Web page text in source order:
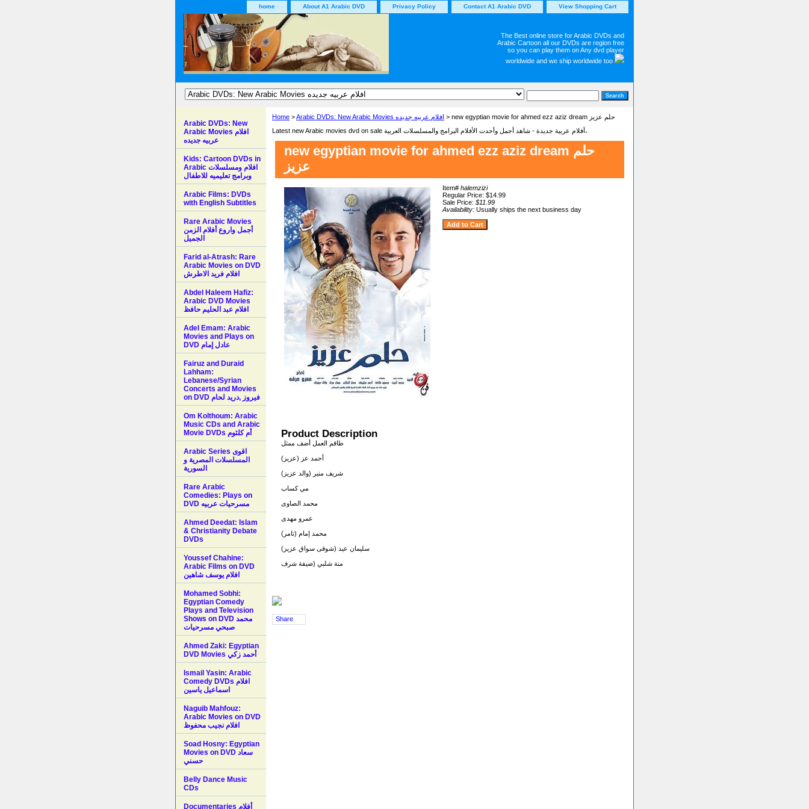
home About A1 Arabic DVD Privacy Policy Contact A1 Arabic DVD View Shopping Cart
The Best online store for Arabic DVDs and
Arabic Cartoon all our DVDs are region free
so you can play them on Any dvd player
worldwide and we ship worldwide too
Home > Arabic DVDs: New Arabic Movies افلام عربيه جديده
> new egyptian movie for ahmed ezz aziz dream حلم عزيز
Latest new Arabic movies dvd on sale أفلام عربية جديدة - شاهد أجمل وأحدت الأفلام البرامج والمسلسلات العربية،
new egyptian movie for ahmed ezz aziz dream حلم
عزيز
Item# halemzizi
Regular Price: $14.99
Sale Price: $11.99
Availability: Usually ships the next business day
Product Description
طاقم العمل أضف ممثل
أحمد عز (عزيز)
شريف منير (والد عزيز)
مي كساب
محمد الصاوى
عمرو مهدى
محمد إمام (تامر)
سليمان عيد (شوقى سواق عزيز)
منة شلبي (ضيفة شرف
Share
Arabic DVDs: New
Arabic Movies افلام
عربيه جديده
Kids: Cartoon DVDs in
Arabic افلام ومسلسلات
وبرامج تعليميه للاطفال
Arabic Films: DVDs
with English Subtitles
Rare Arabic Movies
أجمل واروع أفلام الزمن
الجميل
Farid al-Atrash: Rare
Arabic Movies on DVD
افلام فريد الاطرش
Abdel Haleem Hafiz:
Arabic DVD Movies
افلام عبد الحليم حافظ
Adel Emam: Arabic
Movies and Plays on
Fairuz and Duraid
Lahham:
Lebanese/Syrian
Concerts and Movies
on DVD فيروز ,دريد لحام
Om Kolthoum: Arabic
Music CDs and Arabic
Movie DVDs أم كلثوم
Arabic Series اقوى
المسلسلات المصرية و
السورية
Rare Arabic
Comedies: Plays on
DVD مسرحيات عربيه
Ahmed Deedat: Islam
& Christianity Debate
DVDs
Youssef Chahine:
Arabic Films on DVD
افلام يوسف شاهين
Mohamed Sobhi:
Egyptian Comedy
Plays and Television
Shows on DVD محمد
صبحي مسرحيات
Ahmed Zaki: Egyptian
DVD Movies أحمد زكي
Ismail Yasin: Arabic
Comedy DVDs افلام
اسماعيل ياسين
Naguib Mahfouz:
Arabic Movies on DVD
افلام نجيب محفوظ
Soad Hosny: Egyptian
Movies on DVD سعاد
حسني
Belly Dance Music
CDs
Documentaries أفلام